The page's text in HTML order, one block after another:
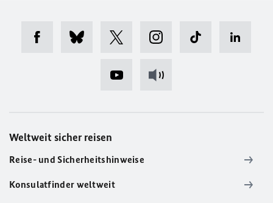
Weltweit sicher reisen
Reise- und Sicherheitshinweise
Konsulatfinder weltweit